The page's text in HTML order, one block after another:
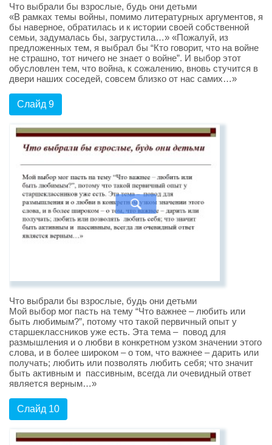
Что выбрали бы взрослые, будь они детьми
«В рамках темы войны, помимо литературных аргументов, я
бы наверное, обратилась и к истории своей собственной
семьи, задумалась бы, загрустила…» «Пожалуй, из
предложенных тем, я выбрал бы “Кто говорит, что на войне
не страшно, тот ничего не знает о войне”. И выбор этот
обусловлен тем, что война, к сожалению, вновь стучится в
двери наших соседей, совсем близко от нас самих…»
Слайд 9
Что выбрали бы взрослые, будь они детьми
Мой выбор мог пасть на тему “Что важнее – любить или
быть любимым?”, потому что такой первичный опыт у
старшеклассников уже есть. Эта тема – повод для
размышления и о любви в конкретном узком значении этого
слова, и в более широком – о том, что важнее – дарить или
получать; любить или позволять любить себя; что значит
быть активным и пассивным, всегда ли очевидный ответ
является верным…»
Слайд 10